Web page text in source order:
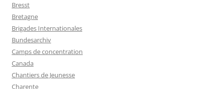
Bresst
Bretagne
Brigades Internationales
Bundesarchiv
Camps de concentration
Canada
Chantiers de Jeunesse
Charente